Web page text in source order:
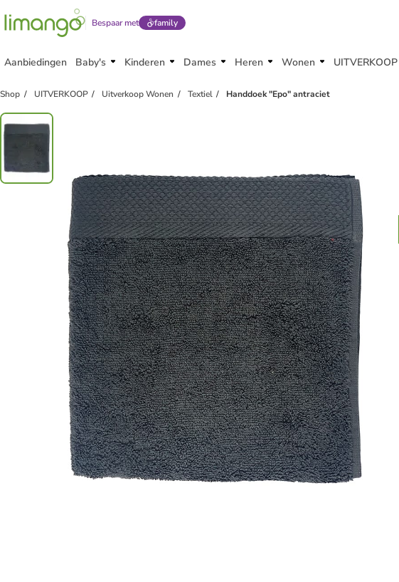
Bespaar met family
Aanbiedingen Baby's Kinderen Dames Heren Wonen UITVERKOOP
Shop UITVERKOOP Uitverkoop Wonen Textiel Handdoek "Epo" antraciet